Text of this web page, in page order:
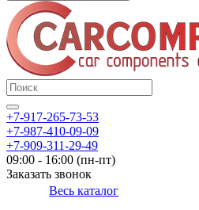
+7-917-265-73-53
+7-987-410-09-09
+7-909-311-29-49
09:00 - 16:00 (пн-пт)
Заказать звонок
Весь каталог